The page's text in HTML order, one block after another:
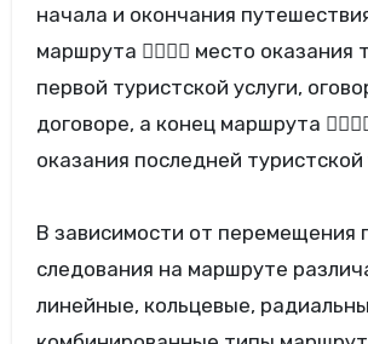
начала и окончания
маршрута  место оказания
первой туристской услуги,
договоре, а конец маршрута
оказания последней туристской
В зависимости от перемещения
следования на маршруте
линейные, кольцевые,